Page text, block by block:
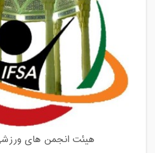
هیئت انجمن های